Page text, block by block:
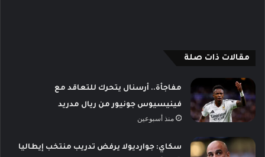
مقالات ذات صلة
مفاجأة.. أرسنال يتحرك للتعاقد مع
فينيسيوس جونيور من ريال مدريد
منذ أسبوعين
سكاي: جوارديولا يرفض تدريب منتخب إيطاليا